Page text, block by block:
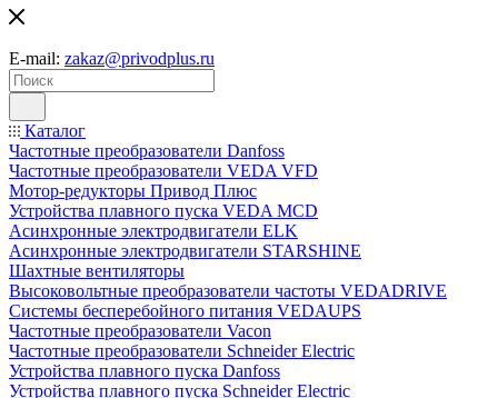
E-mail: zakaz@privodplus.ru
Каталог
Частотные преобразователи Danfoss
Частотные преобразователи VEDA VFD
Мотор-редукторы Привод Плюс
Устройства плавного пуска VEDA MCD
Асинхронные электродвигатели ELK
Асинхронные электродвигатели STARSHINE
Шахтные вентиляторы
Высоковольтные преобразователи частоты VEDADRIVE
Системы бесперебойного питания VEDAUPS
Частотные преобразователи Vacon
Частотные преобразователи Schneider Electric
Устройства плавного пуска Danfoss
Устройства плавного пуска Schneider Electric